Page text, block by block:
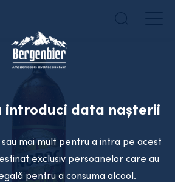
introduci data nașterii
sau mai mult pentru a intra pe acest
exclusiv persoanelor care au
pentru a consuma alcool.